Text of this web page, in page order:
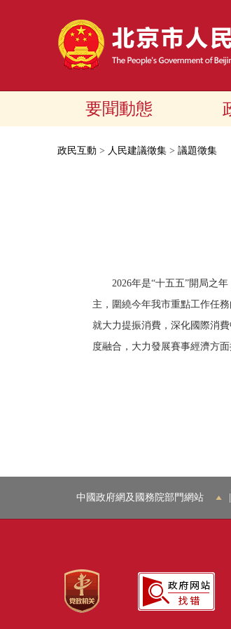
要聞動態
政民互動 > 人民建議徵集 > 議題徵集
2026年是“十五五”開局之
主，圍繞今年我市重點工作任
就大力提振消費，深化國際消
度融合，大力發展賽事經濟方
中國政府網及國務院部門網站